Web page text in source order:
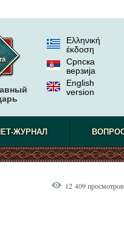
Ελληνική
έκδοση
Српска
верзиjа
English
version
ЖУРНАЛ
12 409 просмотров